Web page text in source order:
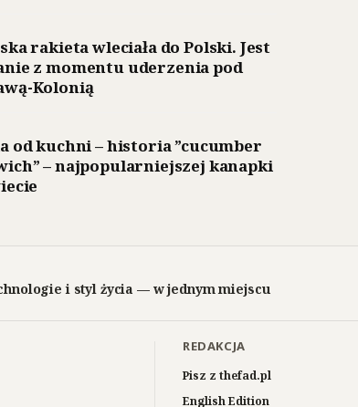
rakieta wleciała do Polski. Jest
z momentu uderzenia pod
Kolonią
od kuchni – historia ”cucumber
– najpopularniejszej kanapki
i styl życia — w jednym miejscu
REDAKCJA
Pisz z thefad.pl
English Edition